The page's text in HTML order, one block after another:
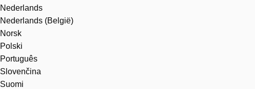
Nederlands
Nederlands (België)
Norsk
Polski
Português
Slovenčina
Suomi